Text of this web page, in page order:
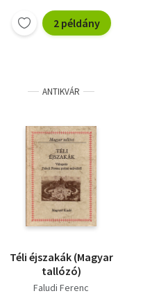
2 példány
ANTIKVÁR
Téli éjszakák (Magyar
tallózó)
Faludi Ferenc